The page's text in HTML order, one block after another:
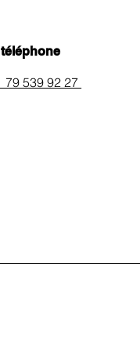
téléphone
79 539 92 27